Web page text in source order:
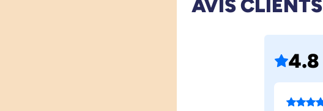
AVIS CLIENTS
4.8